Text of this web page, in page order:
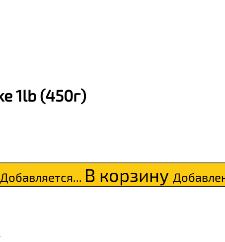
1lb (450г)
Добавляется... В корзину